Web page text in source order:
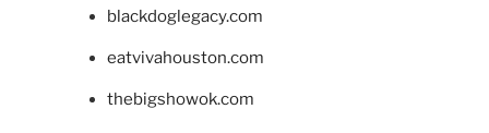
blackdoglegacy.com
eatvivahouston.com
thebigshowok.com